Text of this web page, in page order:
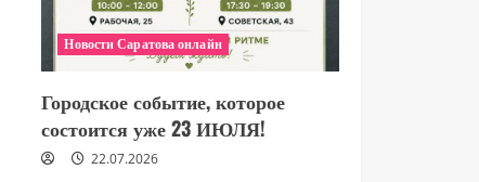
Новости Саратова онлайн
Городское событие, которое
состоится уже 23 ИЮЛЯ!
22.07.2026